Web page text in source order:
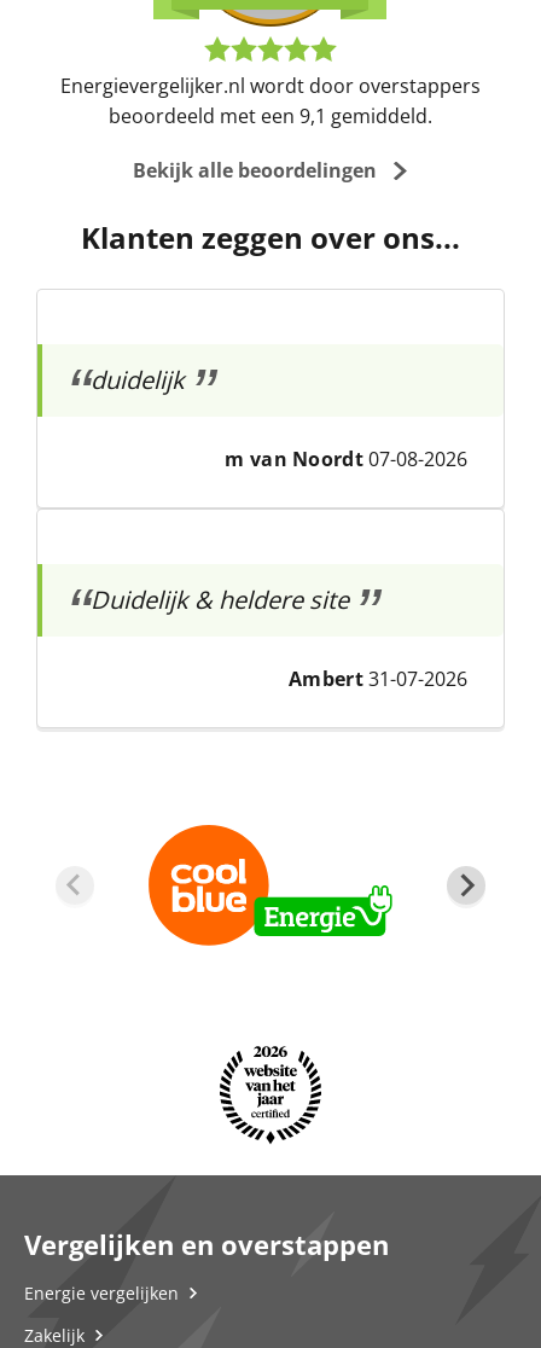
Energievergelijker.nl wordt door overstappers
beoordeeld met een 9,1 gemiddeld.
Bekijk alle beoordelingen
Klanten zeggen over ons...
duidelijk
m van Noordt07-08-2026
Duidelijk & heldere site
Ambert31-07-2026
Vergelijken en overstappen
Energie vergelijken
Zakelijk